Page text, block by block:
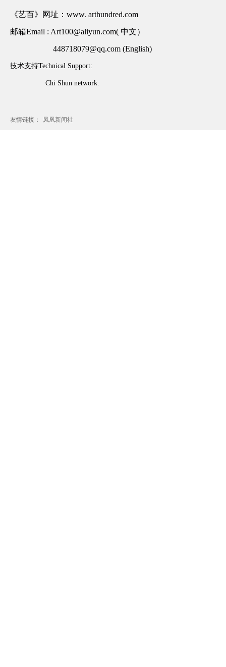
《艺百》网址：www. arthundred.com
邮箱Email : Art100@aliyun.com( 中文）
448718079@qq.com (English)
技术支持Technical Support:
Chi Shun network.
友情链接： 凤凰新闻社